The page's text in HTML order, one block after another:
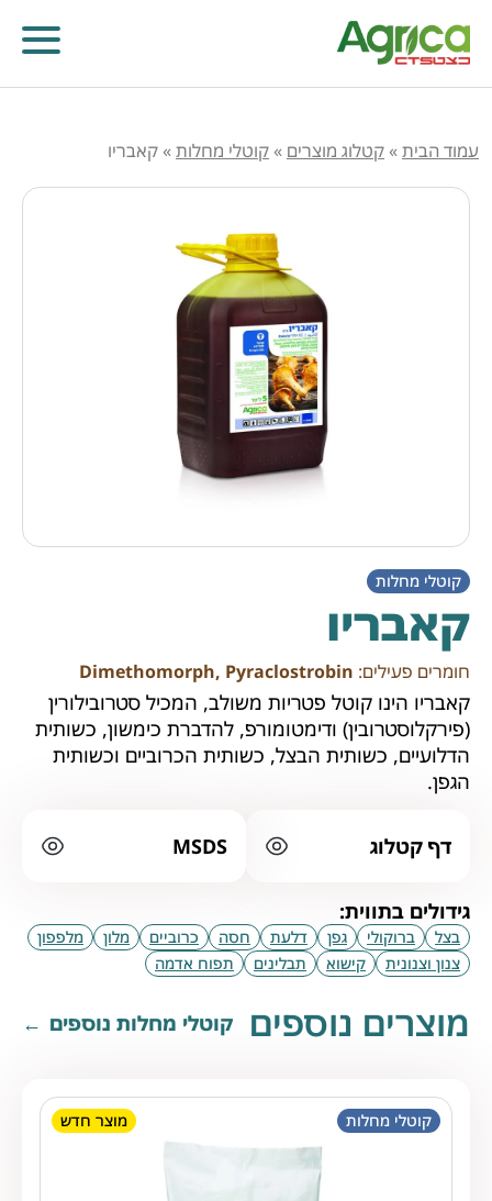
קוטלי עשבים
קוטלי חרקים
מווסתי צמיחה
דישון עלוותי וביוסטימולנטים
זרעים
שונות
עמוד הבית»קטלוג מוצרים »קוטלי מחלות»קאבריו
קוטלי מחלות
קאבריו
חומרים פעילים: Dimethomorph, Pyraclostrobin
קאבריו הינו קוטל פטריות משולב, המכיל סטרובילורין
(פירקלוסטרובין) ודימטומורפ, להדברת כימשון, כשותית
הדלועיים, כשותית הבצל, כשותית הכרוביים וכשותית
הגפן.
דף קטלוג MSDS
גידולים בתווית:
בצל ברוקולי גפן דלעת חסה כרוביים מלון
מלפפון
צנון וצנונית
קישוא תבלינים תפוח אדמה
מוצרים נוספים קוטלי מחלות נוספים
קוטלי מחלות מוצר חדש